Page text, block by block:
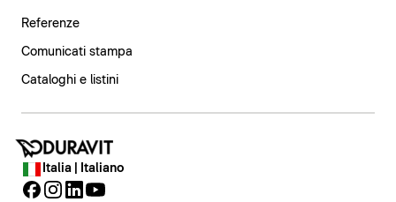
Referenze
Comunicati stampa
Cataloghi e listini
Italia | Italiano